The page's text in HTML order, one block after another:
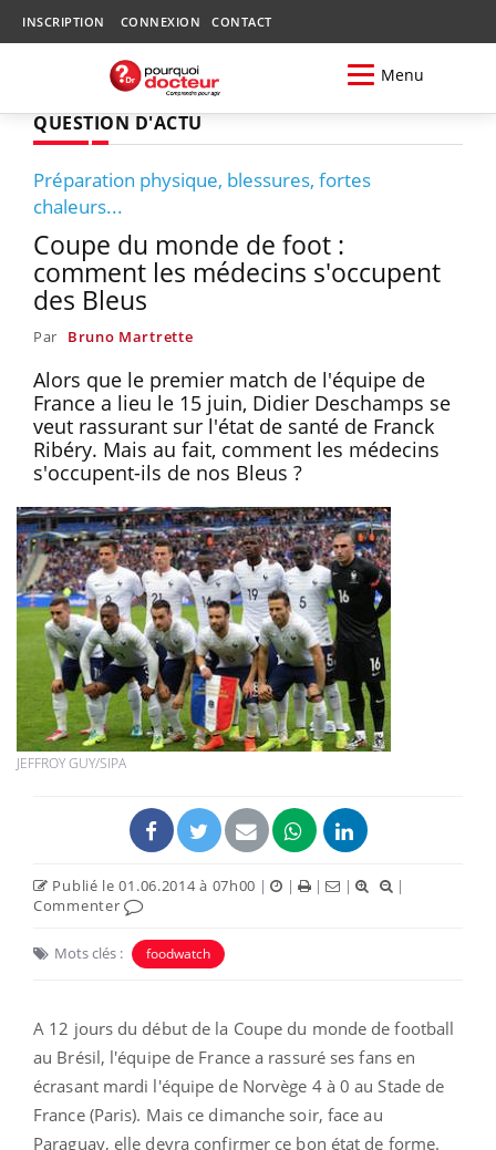
INSCRIPTION CONNEXION CONTACT
Menu
QUESTION D'ACTU
Préparation physique, blessures, fortes
chaleurs...
Coupe du monde de foot :
comment les médecins s'occupent
des Bleus
Par Bruno Martrette
Alors que le premier match de l'équipe de
France a lieu le 15 juin, Didier Deschamps se
veut rassurant sur l'état de santé de Franck
Ribéry. Mais au fait, comment les médecins
s'occupent-ils de nos Bleus ?
JEFFROY GUY/SIPA
Publié le 01.06.2014 à 07h00 | | | |
|
Commenter
Mots clés : foodwatch
A 12 jours du début de la Coupe du monde de football
au Brésil, l'équipe de France a rassuré ses fans en
écrasant mardi l'équipe de Norvège 4 à 0 au Stade de
France (Paris). Mais ce dimanche soir, face au
Paraguay, elle devra confirmer ce bon état de forme.